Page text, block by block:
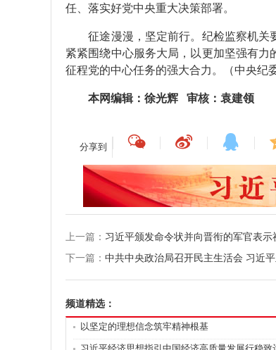
任、落实好党中央重大决策部署。
征途漫漫，坚定前行。纪检监察机关要
紧紧围绕中心服务大局，以更加坚强有
征程党的中心任务的强大合力。（中央纪
本网编辑：徐光辉 审核：袁建领
分享到
上一篇： 习近平颁发命令状并向晋衔的军官表示
下一篇： 中共中央政治局召开民主生活会 习近
频道精选：
以坚定的理想信念筑牢精神根基